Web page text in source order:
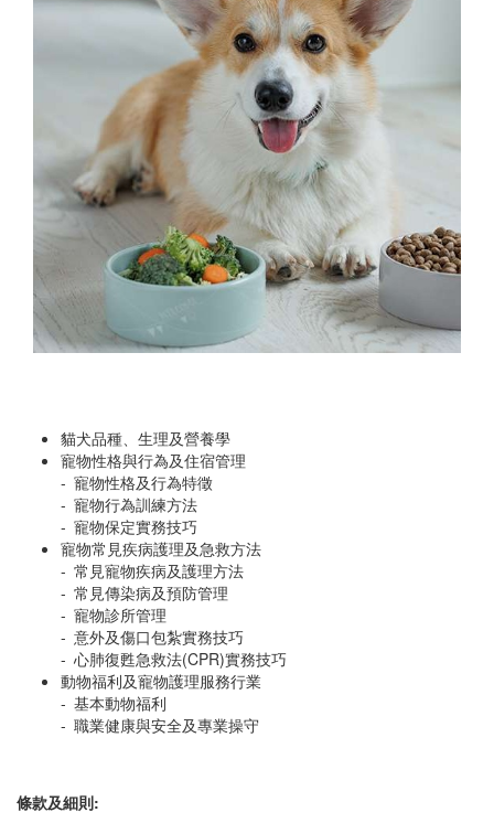
貓犬品種、生理及營養學
寵物性格與行為及住宿管理
- 寵物性格及行為特徵
- 寵物行為訓練方法
- 寵物保定實務技巧
寵物常見疾病護理及急救方法
- 常見寵物疾病及護理方法
- 常見傳染病及預防管理
- 寵物診所管理
- 意外及傷口包紮實務技巧
- 心肺復甦急救法(CPR)實務技巧
動物福利及寵物護理服務行業
- 基本動物福利
- 職業健康與安全及專業操守
條款及細則: